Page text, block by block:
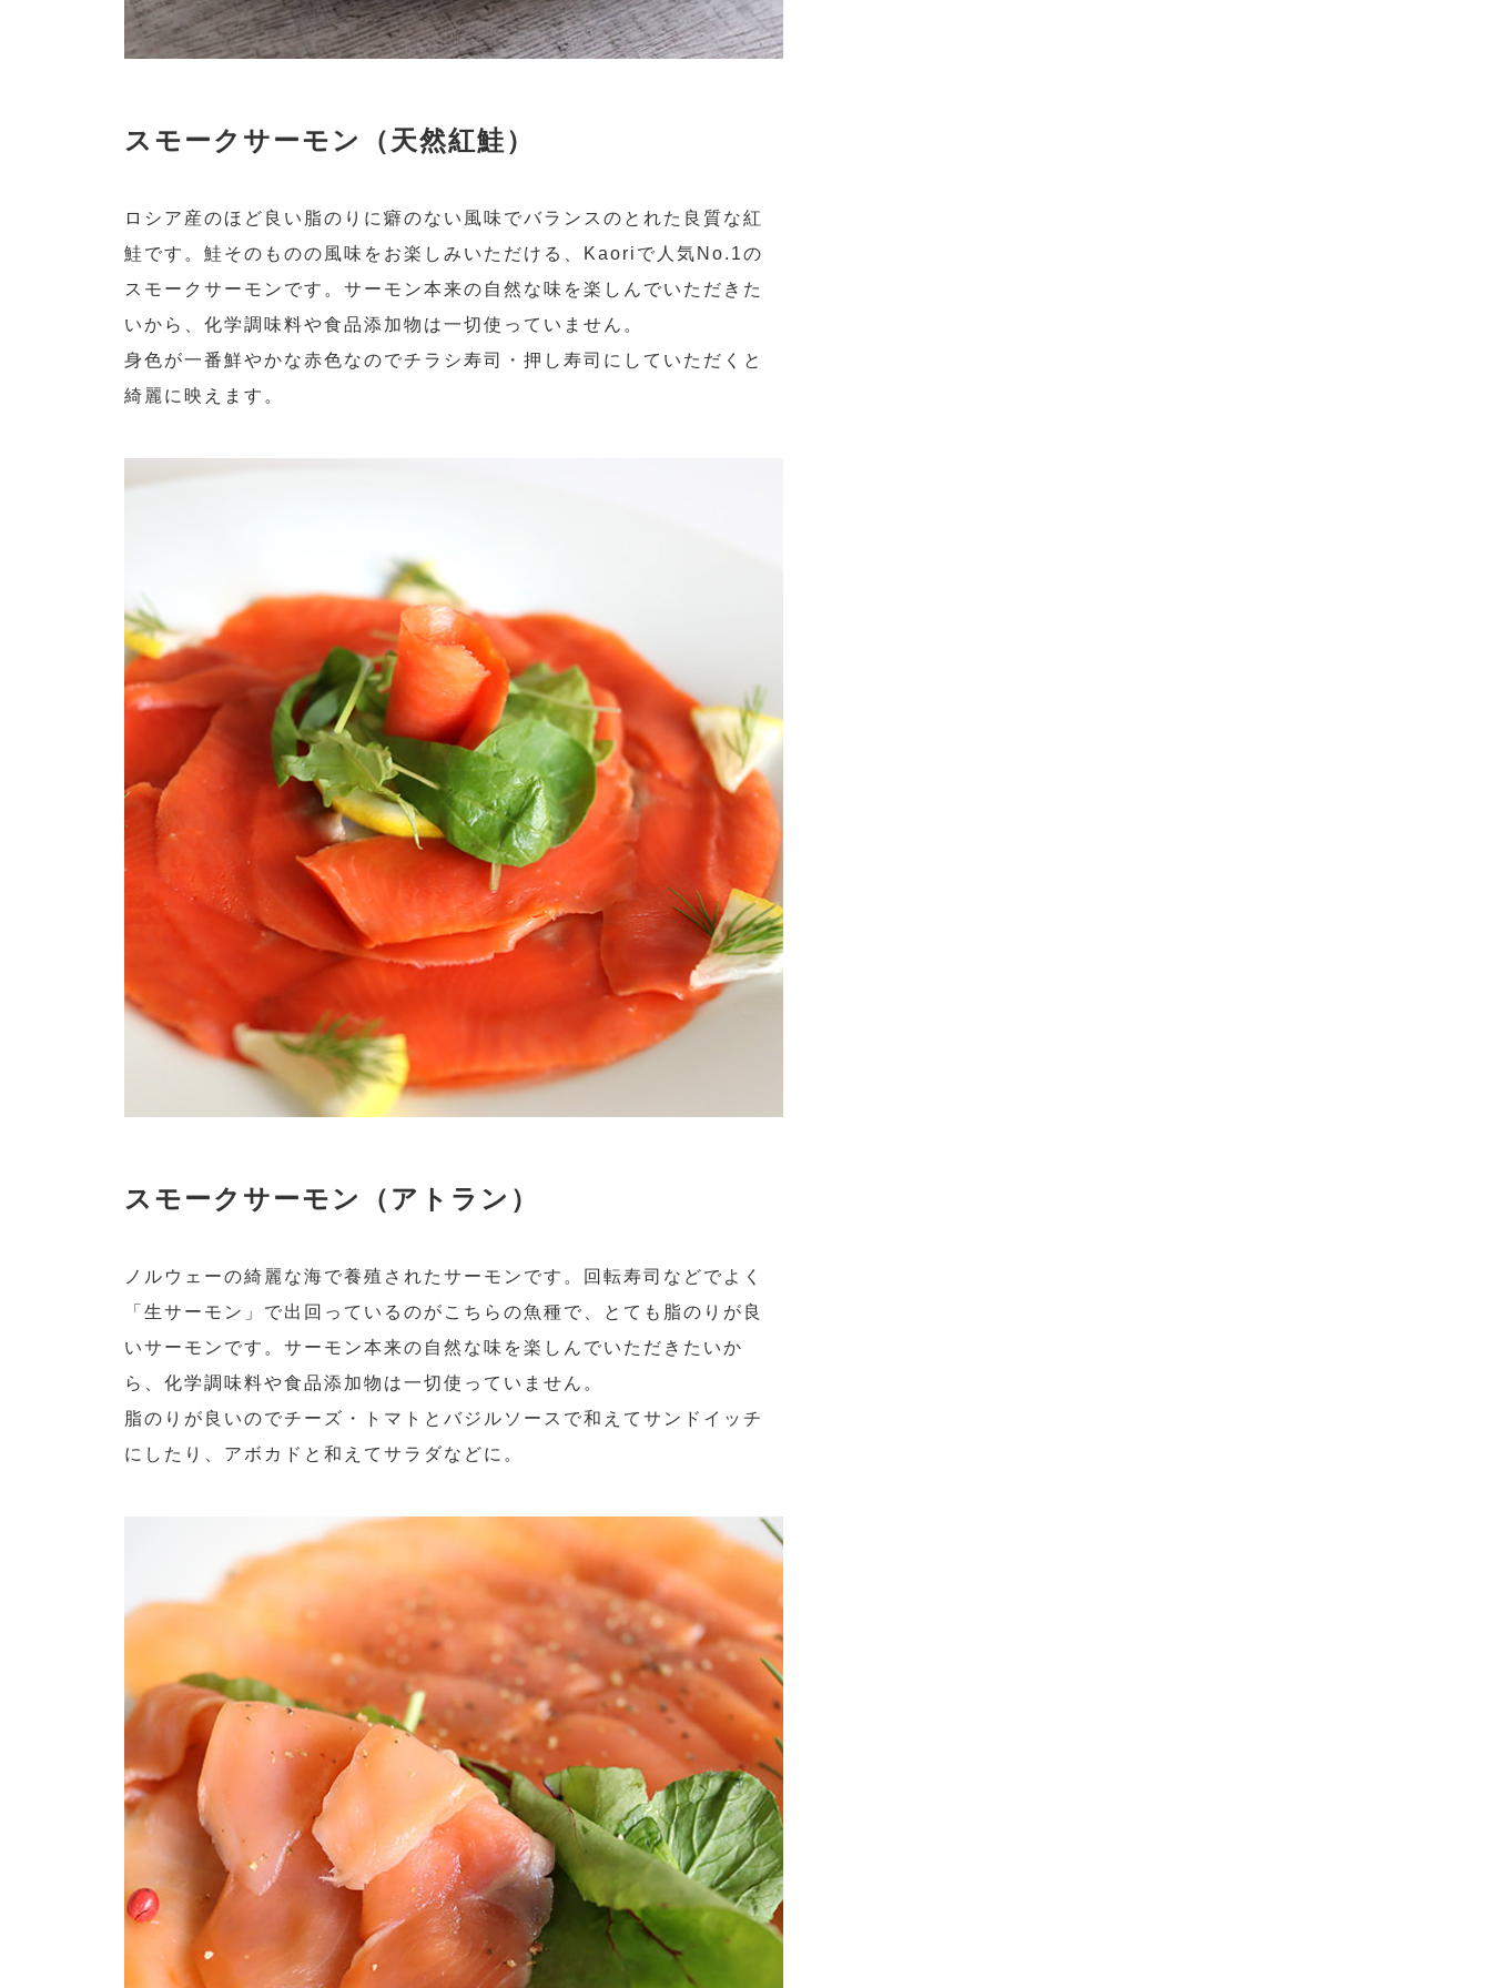
スモークサーモン（天然紅鮭）
ロシア産のほど良い脂のりに癖のない風味でバランスのとれた良質な紅
鮭です。鮭そのものの風味をお楽しみいただける、Kaoriで人気No.1の
スモークサーモンです。サーモン本来の自然な味を楽しんでいただきた
いから、化学調味料や食品添加物は一切使っていません。
身色が一番鮮やかな赤色なのでチラシ寿司・押し寿司にしていただくと
綺麗に映えます。
スモークサーモン（アトラン）
ノルウェーの綺麗な海で養殖されたサーモンです。回転寿司などでよく
「生サーモン」で出回っているのがこちらの魚種で、とても脂のりが良
いサーモンです。サーモン本来の自然な味を楽しんでいただきたいか
ら、化学調味料や食品添加物は一切使っていません。
脂のりが良いのでチーズ・トマトとバジルソースで和えてサンドイッチ
にしたり、アボカドと和えてサラダなどに。